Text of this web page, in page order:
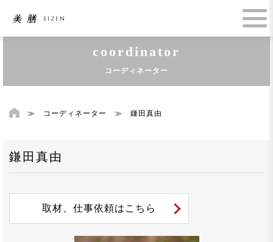
coordinator
コーディネーター
≫ コーディネーター ≫ 鎌田真由
鎌田真由
取材、仕事依頼はこちら